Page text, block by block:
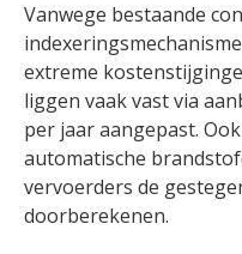
Vanwege bestaande
extreme
liggen vaak vast via
per jaar aangepast.
automatische
vervoerders de
doorberekenen.